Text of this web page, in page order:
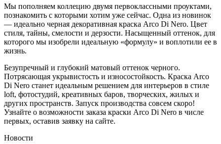
Мы пополняем коллецию двумя первоклассными проуктами,
познакомить с которыми хотим уже сейчас. Одна из новинок
— идеально черная декоративная краска Arco Di Nero. Цвет
стиля, тайны, смелости и дерзости. Насыщенный оттенок, для
которого мы изобрели идеальную «формулу» и воплотили ее в
жизнь.
Безупречный и глубокий матовый оттенок черного.
Потрясающая укрывистость и износостойкость. Краска Arco
Di Nero станет идеальным решением для интерьеров в стиле
loft, фотостудий, креативных баров, творческих, жилых и
других пространств. Запуск производства совсем скоро!
Узнайте о возможности заказа краски Arco Di Nero в числе
первых, оставив заявку на сайте.
Новости